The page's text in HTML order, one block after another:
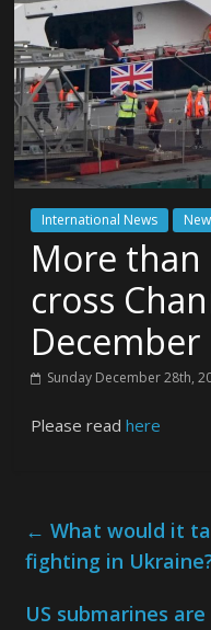
International News
More
cross
Sunday December 28th,
Please readhere
← What would it
fighting in
US submarines